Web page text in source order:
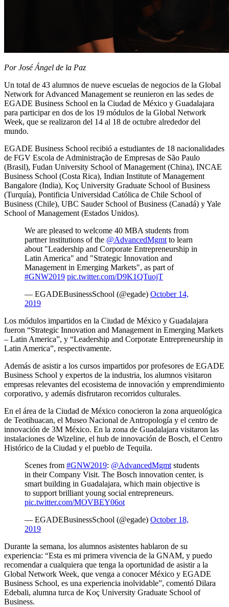
Por José Ángel de la Paz
Un total de 43 alumnos de nueve escuelas de negocios de la Global
Network for Advanced Management se reunieron en las sedes de
EGADE Business School en la Ciudad de México y Guadalajara
para participar en dos de los 19 módulos de la Global Network
Week, que se realizaron del 14 al 18 de octubre alrededor del
mundo.
EGADE Business School recibió a estudiantes de 18 nacionalidades
de FGV Escola de Administração de Empresas de São Paulo
(Brasil), Fudan University School of Management (China), INCAE
Business School (Costa Rica), Indian Institute of Management
Bangalore (India), Koç University Graduate School of Business
(Turquía), Pontificia Universidad Católica de Chile School of
Business (Chile), UBC Sauder School of Business (Canadá) y Yale
School of Management (Estados Unidos).
We are pleased to welcome 40 MBA students from
partner institutions of the @AdvancedMgmtto learn
about "Leadership and Corporate Entrepreneurship in
Latin America" and "Strategic Innovation and
Management in Emerging Markets", as part of
#GNW2019 pic.twitter.com/D9K1QTuojT
— EGADEBusinessSchool (@egade) October 14,
2019
Los módulos impartidos en la Ciudad de México y Guadalajara
fueron “Strategic Innovation and Management in Emerging Markets
– Latin America”, y “Leadership and Corporate Entrepreneurship in
Latin America”, respectivamente.
Además de asistir a los cursos impartidos por profesores de EGADE
Business School y expertos de la industria, los alumnos visitaron
empresas relevantes del ecosistema de innovación y emprendimiento
corporativo, y además disfrutaron recorridos culturales.
En el área de la Ciudad de México conocieron la zona arqueológica
de Teotihuacan, el Museo Nacional de Antropología y el centro de
innovación de 3M México. En la zona de Guadalajara visitaron las
instalaciones de Wizeline, el hub de innovación de Bosch, el Centro
Histórico de la Ciudad y el pueblo de Tequila.
Scenes from #GNW2019: @AdvancedMgmtstudents
in their Company Visit. The Bosch innovation center, is
smart building in Guadalajara, which main objective is
to support brilliant young social entrepreneurs.
pic.twitter.com/MOVBEY06ot
— EGADEBusinessSchool (@egade) October 18,
2019
Durante la semana, los alumnos asistentes hablaron de su
experiencia: “Esta es mi primera vivencia de la GNAM, y puedo
recomendar a cualquiera que tenga la oportunidad de asistir a la
Global Network Week, que venga a conocer México y EGADE
Business School, es una experiencia inolvidable”, comentó Dilara
Edebali, alumna turca de Koç University Graduate School of
Business.